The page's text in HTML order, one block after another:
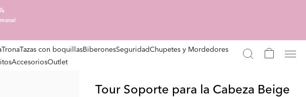
TronaTazas con boquillasBiberonesSeguridadChupetes y Mordedores
AccesoriosOutlet
Tour Soporte para la Cabeza Beige